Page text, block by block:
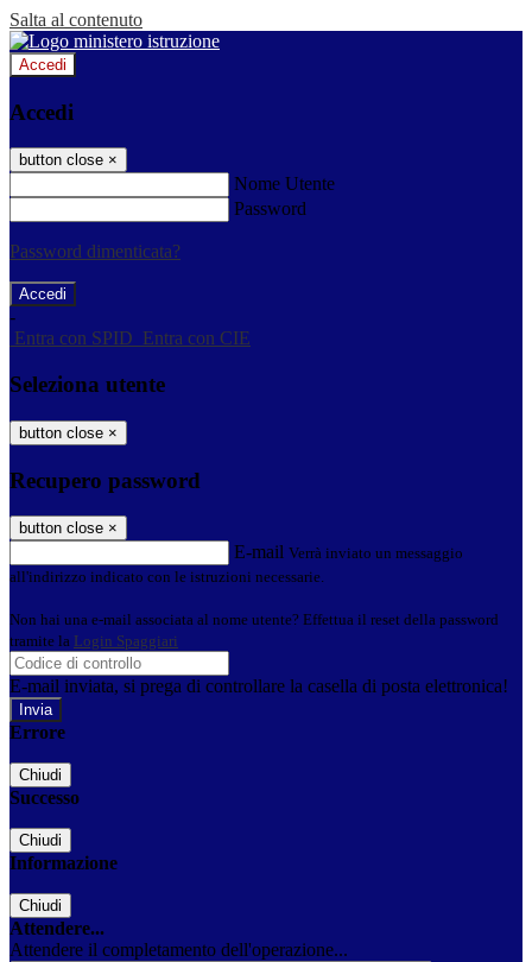
Salta al contenuto
Accedi
Accedi
button close ×
Nome Utente
Password
Password dimenticata?
-
Entra con SPID Entra con CIE
Seleziona utente
button close ×
Recupero password
button close ×
E-mail Verrà inviato un messaggio
all'indirizzo indicato con le istruzioni necessarie.
Non hai una e-mail associata al nome utente? Effettua il reset della password
tramite la Login Spaggiari
E-mail inviata, si prega di controllare la casella di posta elettronica!
Errore
Chiudi
Successo
Chiudi
Informazione
Chiudi
Attendere...
Attendere il completamento dell'operazione...